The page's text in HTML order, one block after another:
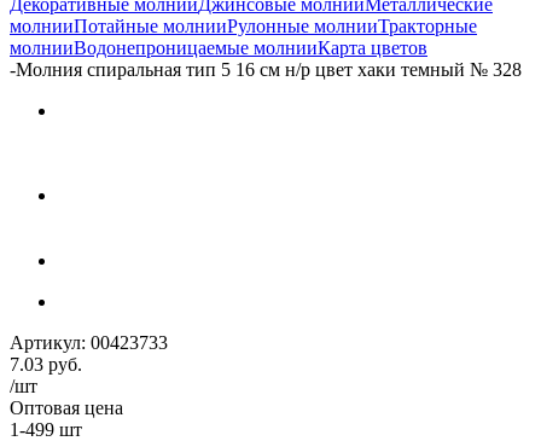
молнииПотайные молнииРулонные молнииТракторные
молнииВодонепроницаемые молнииКарта цветов
-Молния спиральная тип 5 16 см н/р цвет хаки темный № 328
Артикул: 00423733
7.03 руб.
/шт
Оптовая цена
1-499 шт